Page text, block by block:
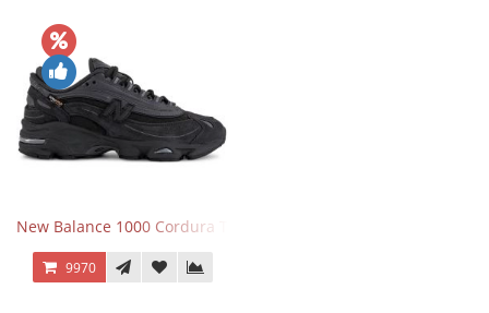
New Balance 1000 Cordura Trainers Black Cement
9970